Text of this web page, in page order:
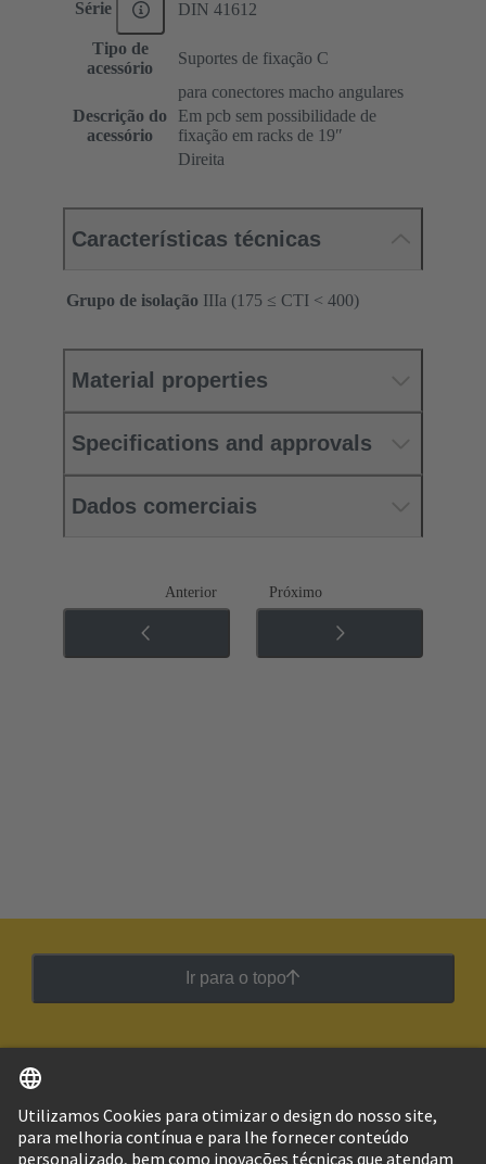
Série DIN 41612
Tipo de
acessório
Suportes de fixação C
Descrição do
acessório
para conectores macho angulares
Em pcb sem possibilidade de
fixação em racks de 19ʺ
Direita
Características técnicas
Grupo de isolação IIIa (175 ≤ CTI < 400)
Material properties
Specifications and approvals
Dados comerciais
Anterior Próximo
Ir para o topo
Brasil Português